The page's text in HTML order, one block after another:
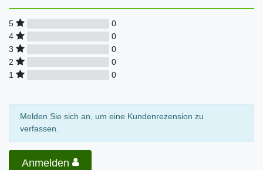
5
0
4
0
3
0
2
0
1
0
Melden Sie sich an, um eine Kundenrezension zu
verfassen.
Anmelden